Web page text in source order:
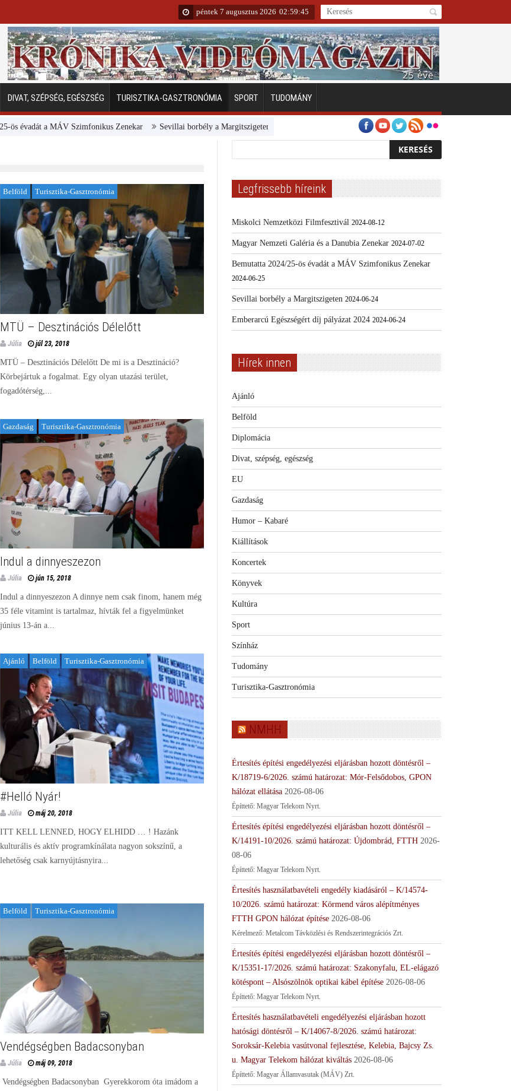
péntek 7 augusztus 2026 02:59:46
DIVAT, SZÉPSÉG, EGÉSZSÉG TURISZTIKA-GASZTRONÓMIA SPORT TUDOMÁNY
a MÁV Szimfonikus Zenekar Sevillai borbély a Margitszigeten Emberarcú Egészségért díj pályázat 2024 Kertész/Kópiák
Belföld Turisztika-Gasztronómia
MTÜ – Desztinációs Délelőtt
Júlia júl 23, 2018
MTÜ – Desztinációs Délelőtt De mi is a Desztináció?
Körbejártuk a fogalmat. Egy olyan utazási terület,
fogadótérség,...
Gazdaság Turisztika-Gasztronómia
Indul a dinnyeszezon
Júlia jún 15, 2018
Indul a dinnyeszezon A dinnye nem csak finom, hanem még
35 féle vitamint is tartalmaz, hívták fel a figyelmünket
június 13-án a...
Ajánló Belföld Turisztika-Gasztronómia
#Helló Nyár!
Júlia máj 20, 2018
ITT KELL LENNED, HOGY ELHIDD … ! Hazánk
kulturális és aktív programkínálata nagyon sokszínű, a
lehetőség csak karnyújtásnyira...
Belföld Turisztika-Gasztronómia
Vendégségben Badacsonyban
Júlia máj 09, 2018
Vendégségben Badacsonyban Gyerekkorom óta imádom a
Legfrissebb híreink
Miskolci Nemzetközi Filmfesztivál 2024-08-12
Magyar Nemzeti Galéria és a Danubia Zenekar 2024-07-02
Bemutatta 2024/25-ös évadát a MÁV Szimfonikus Zenekar
2024-06-25
Sevillai borbély a Margitszigeten 2024-06-24
Emberarcú Egészségért díj pályázat 2024 2024-06-24
Hírek innen
Ajánló
Belföld
Diplomácia
Divat, szépség, egészség
EU
Gazdaság
Humor – Kabaré
Kiállítások
Koncertek
Könyvek
Kultúra
Sport
Színház
Tudomány
Turisztika-Gasztronómia
NMHH
Értesítés építési engedélyezési eljárásban hozott döntésről –
K/18719-6/2026. számú határozat: Mór-Felsődobos, GPON
hálózat ellátása 2026-08-06
Építtető: Magyar Telekom Nyrt.
Értesítés építési engedélyezési eljárásban hozott döntésről –
K/14191-10/2026. számú határozat: Újdombrád, FTTH 2026-
08-06
Építtető: Magyar Telekom Nyrt.
Értesítés használatbavételi engedély kiadásáról – K/14574-
10/2026. számú határozat: Körmend város alépítményes
FTTH GPON hálózat építése 2026-08-06
Kérelmező: Metalcom Távközlési és Rendszerintegrációs Zrt.
Értesítés építési engedélyezési eljárásban hozott döntésről –
K/15351-17/2026. számú határozat: Szakonyfalu, EL-elágazó
kötéspont – Alsószölnök optikai kábel építése 2026-08-06
Építtető: Magyar Telekom Nyrt.
Értesítés használatbavételi engedélyezési eljárásban hozott
hatósági döntésről – K/14067-8/2026. számú határozat:
Soroksár-Kelebia vasútvonal fejlesztése, Kelebia, Bajcsy Zs.
u. Magyar Telekom hálózat kiváltás 2026-08-06
Építtető: Magyar Államvasutak (MÁV) Zrt.